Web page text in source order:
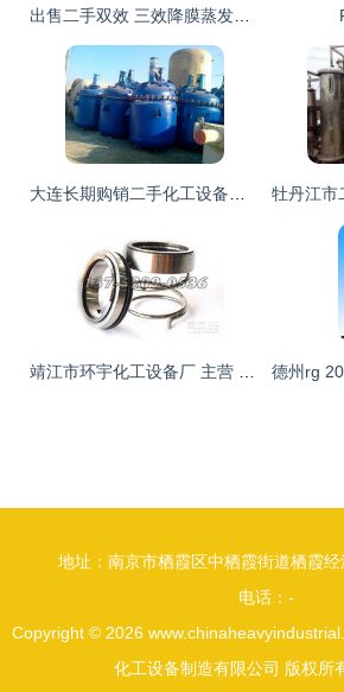
地址：南京市栖霞区中栖霞街道栖霞
电话：-
Copyright © 2026
化工设备制造有限公司 版权所